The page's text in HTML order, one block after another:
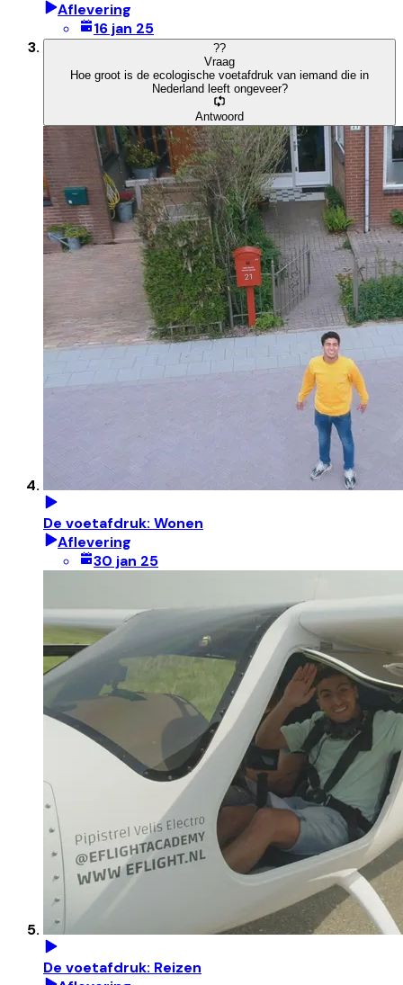
Aflevering
16 jan 25
??
Vraag
Hoe groot is de ecologische voetafdruk van iemand die in
Nederland leeft ongeveer?
Antwoord
De voetafdruk: Wonen
Aflevering
30 jan 25
De voetafdruk: Reizen